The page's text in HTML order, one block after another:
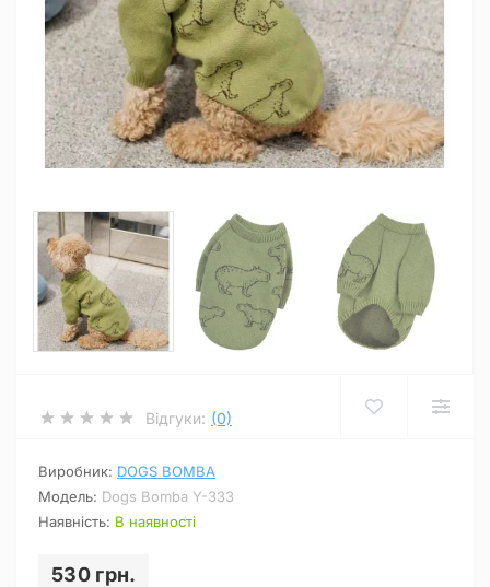
Відгуки: (0)
Виробник: DOGS BOMBA
Модель: Dogs Bomba Y-333
Наявність: В наявності
530 грн.